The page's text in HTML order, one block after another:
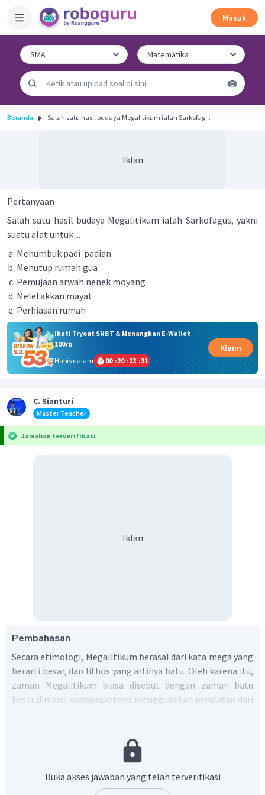
Masuk
Beranda Salah satu hasil budaya Megalitikum ialah Sarkofag...
Iklan
Pertanyaan
Salah satu hasil budaya Megalitikum ialah Sarkofagus, yakni
suatu alat untuk ...
Menumbuk padi-padian
Menutup rumah gua
Pemujaan arwah nenek moyang
Meletakkan mayat
Perhiasan rumah
Ikuti Tryout SNBT & Menangkan E-Wallet
100rb
Habis dalam
00 :20 :23 :31
Klaim
C. Sianturi
Master Teacher
Jawaban terverifikasi
Iklan
Pembahasan
Secara etimologi, Megalitikum berasal dari kata mega yang
berarti besar, dan lithos yang artinya batu. Oleh karena itu,
zaman Megalitikum biasa disebut dengan zaman batu
besar dimana masyarakatnya menggunakan peralatan dari
mempunyai fungsi yang jelas.
Budaya Megalitikum sendiri lebih mengarah pada sebuah
dari zaman Megalitikum mempunyai bentuk beraneka
Buka akses jawaban yang telah terverifikasi